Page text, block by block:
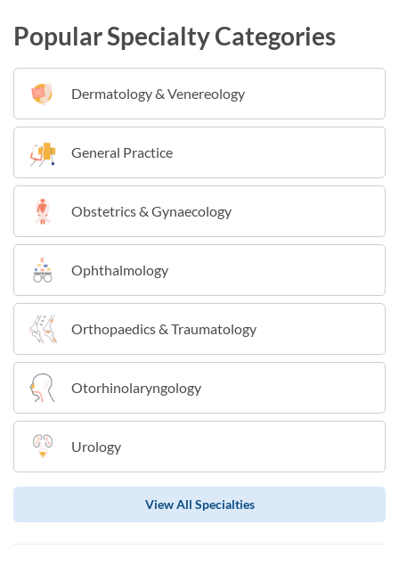
Popular Specialty Categories
Dermatology & Venereology
General Practice
Obstetrics & Gynaecology
Ophthalmology
Orthopaedics & Traumatology
Otorhinolaryngology
Urology
View All Specialties